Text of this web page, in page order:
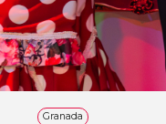
Granada